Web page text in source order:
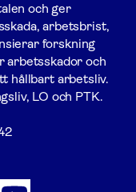
och ger
arbetsbrist,
forskning
arbets­skador och
hållbart arbetsliv.
LO och PTK.